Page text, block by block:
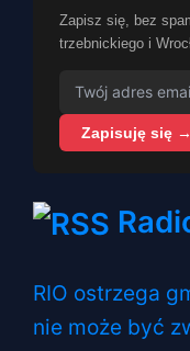
Zapisz się, bez
trzebnickiego i
Zapisuję się →
RIO ostrzega
nie może być